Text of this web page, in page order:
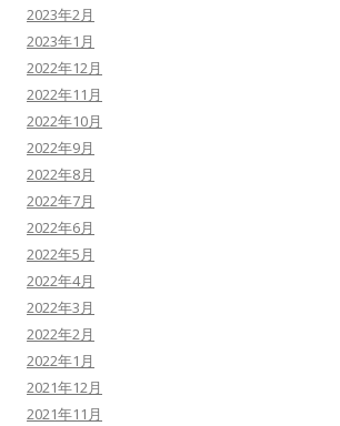
2023年2月
2023年1月
2022年12月
2022年11月
2022年10月
2022年9月
2022年8月
2022年7月
2022年6月
2022年5月
2022年4月
2022年3月
2022年2月
2022年1月
2021年12月
2021年11月